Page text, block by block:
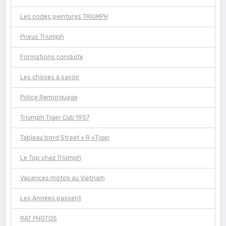
Les codes peintures TRIUMPH
Pneus Triumph
Formations conduite
Les choses à savoir
Police Remorquage
Triumph Tiger Cub 1957
Tableau bord Street + R +Tiger
Le Top chez Triumph
Vacances motos au Vietnam
Les Années passent
RAT PHOTOS